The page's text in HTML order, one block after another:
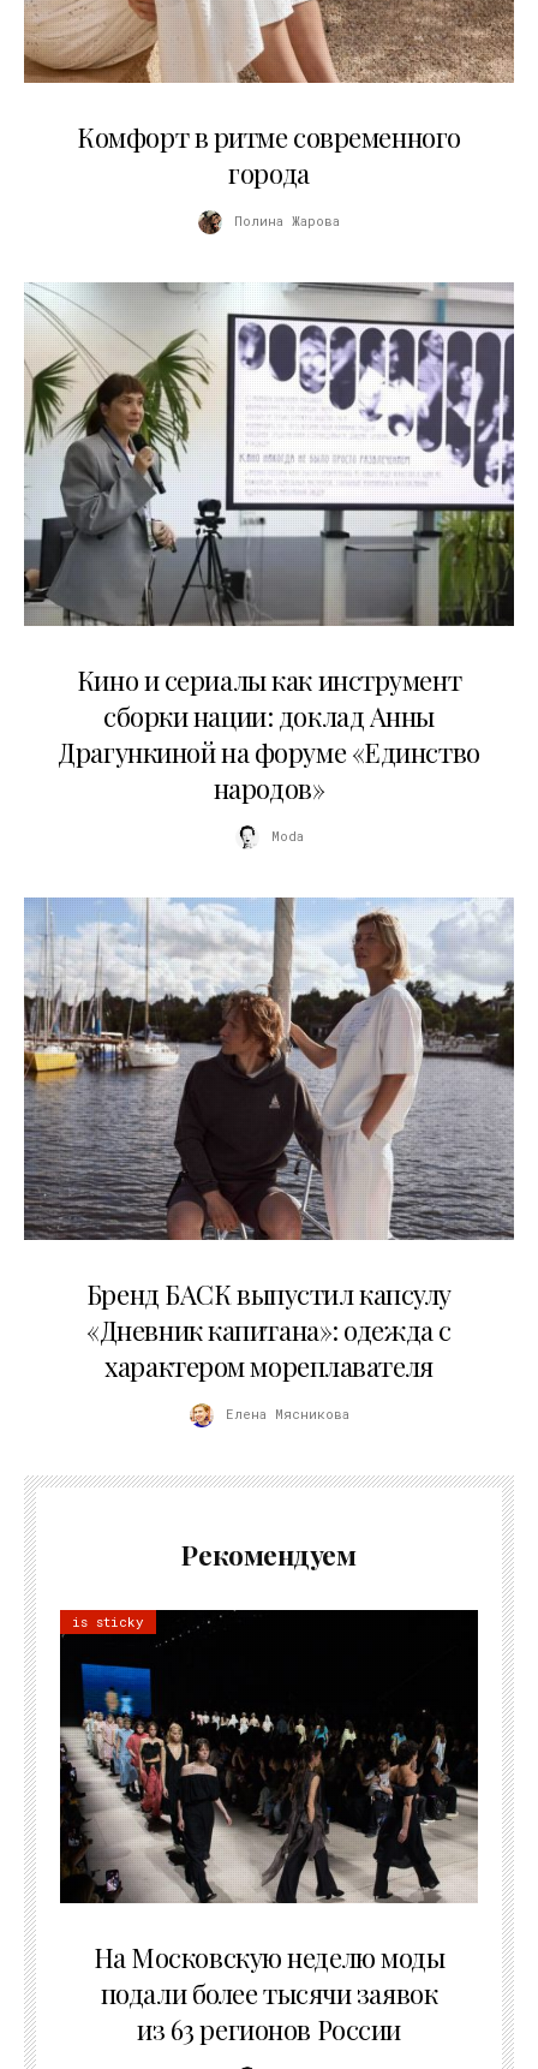
Комфорт в ритме современного
города
Полина Жарова
Кино и сериалы как инструмент
сборки нации: доклад Анны
Драгункиной на форуме «Единство
народов»
Moda
Бренд БАСК выпустил капсулу
«Дневник капитана»: одежда с
характером мореплавателя
Елена Мясникова
Рекомендуем
is sticky
На Московскую неделю моды
подали более тысячи заявок
из 63 регионов России